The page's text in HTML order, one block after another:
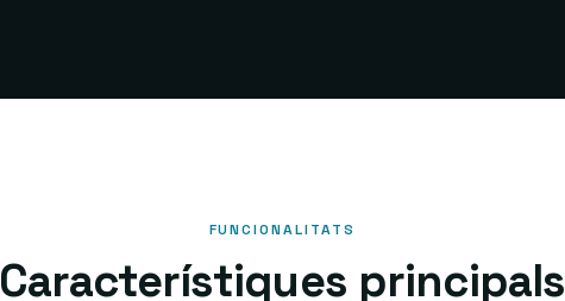
FUNCIONALITATS
Característiques principals